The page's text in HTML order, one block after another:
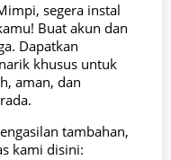
segera instal
Buat akun dan
Dapatkan
khusus untuk
aman, dan
tambahan,
kami disini: